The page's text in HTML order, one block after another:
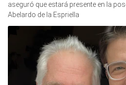
aseguró que estará presente en la
Abelardo de la Espriella